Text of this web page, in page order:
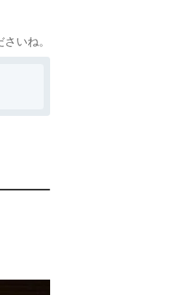
浜温泉
いね。